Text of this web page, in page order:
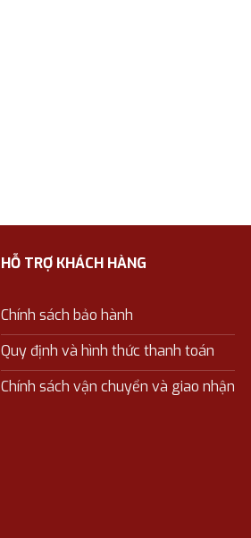
HỖ TRỢ KHÁCH HÀNG
Chính sách bảo hành
Quy định và hình thức thanh toán
Chính sách vận chuyển và giao nhận